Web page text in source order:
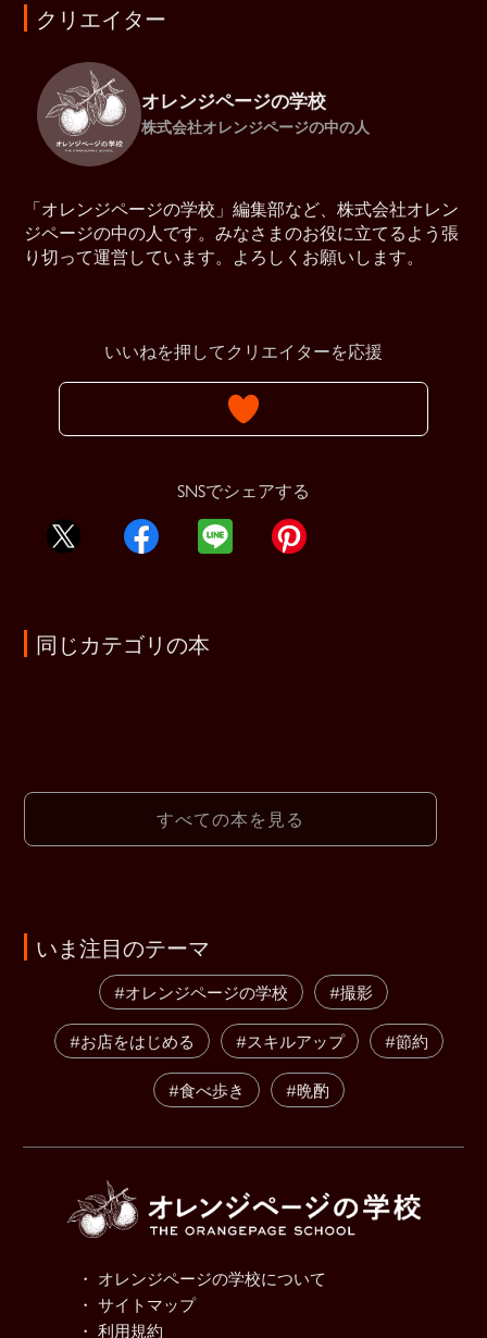
クリエイター
オレンジページの学校
株式会社オレンジページの中の人
「オレンジページの学校」編集部など、株式会社オレン
ジページの中の人です。みなさまのお役に立てるよう張
り切って運営しています。よろしくお願いします。
いいねを押してクリエイターを応援
SNSでシェアする
同じカテゴリの本
すべての本を見る
いま注目のテーマ
#オレンジページの学校 #撮影
#お店をはじめる #スキルアップ #節約
#食べ歩き #晩酌
・ オレンジページの学校について
・ サイトマップ
・ 利用規約